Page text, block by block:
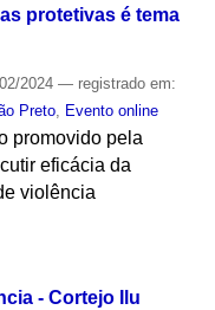
protetivas é tema
2024 — registrado em:
Preto, Evento online
promovido pela
eficácia da
violência
- Cortejo Ilu